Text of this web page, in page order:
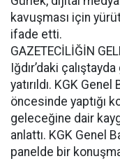
kavuşması için
ifade etti.
GAZETECİLİĞİN
Iğdır’daki
yatırıldı. KGK
öncesinde yaptığı
geleceğine dair
anlattı. KGK Genel
panelde bir